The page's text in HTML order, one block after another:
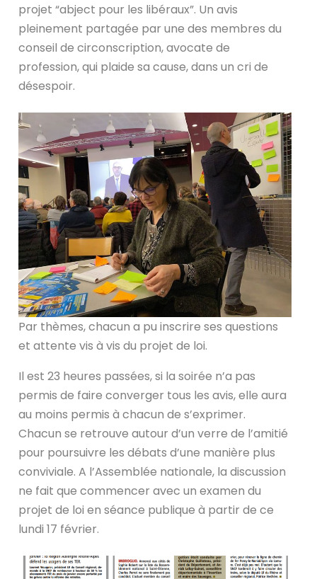
projet “abject pour les libéraux”. Un avis
pleinement partagée par une des membres du
conseil de circonscription, avocate de
profession, qui plaide sa cause, dans un cri de
désespoir.
Par thèmes, chacun a pu inscrire ses questions
et attente vis à vis du projet de loi.
Il est 23 heures passées, si la soirée n’a pas
permis de faire converger tous les avis, elle aura
au moins permis à chacun de s’exprimer.
Chacun se retrouve autour d’un verre de l’amitié
pour poursuivre les débats d’une manière plus
conviviale. A l’Assemblée nationale, la discussion
ne fait que commencer avec un examen du
projet de loi en séance publique à partir de ce
lundi 17 février.